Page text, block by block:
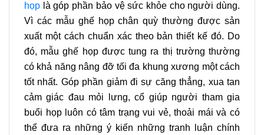
họp là góp phần bảo vệ sức khỏe cho người dùng.
Vì các mẫu ghế họp chân quỳ thường được sản
xuất một cách chuẩn xác theo bản thiết kế đó. Do
đó, mẫu ghế họp được tung ra thị trường thường
có khả năng nâng đỡ tối đa khung xương một cách
tốt nhất. Góp phần giảm đi sự căng thẳng, xua tan
cảm giác đau mỏi lưng, cổ giúp người tham gia
buổi họp luôn có tâm trạng vui vẻ, thoải mái và có
thể đưa ra những ý kiến những tranh luận chính